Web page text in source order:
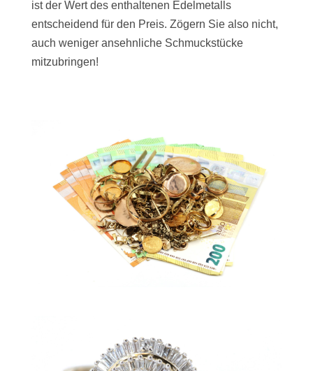
ist der Wert des enthaltenen Edelmetalls
entscheidend für den Preis. Zögern Sie also nicht,
auch weniger ansehnliche Schmuckstücke
mitzubringen!